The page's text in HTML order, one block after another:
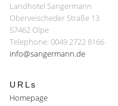
Landhotel Sangermann
Oberveischeder Straße 13
57462 Olpe
Telephone: 0049 2722 8166
info@sangermann.de
URLs
Homepage